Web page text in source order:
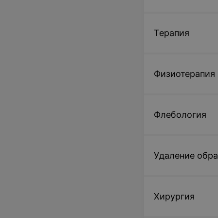
Терапия
Физиотерапия
Флебология
Удаление
Хирургия